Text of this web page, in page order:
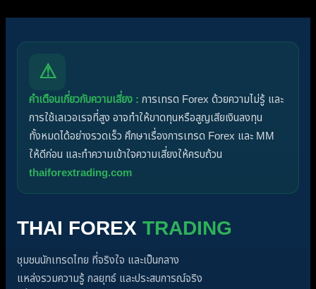
⚠
คำเตือนเกี่ยวกับความเสี่ยง : การเทรด Forex ด้วยความไม่รู้ และ
การใช้เลเวอเรจที่สูง อาจทำให้ขาดทุนหรือสูญเสียเงินลงทุน
ทั้งหมดได้อย่างรวดเร็ว ศึกษาเรื่องการเทรด Forex และ MM
ให้ดีก่อน และทำความเข้าใจความเสี่ยงให้ครบถ้วน
thaiforextrading.com
THAI FOREX TRADING
ชุมชนนักเทรดไทย ที่จริงใจ และเป็นกลาง
แหล่งรวมความรู้ กลยุทธ์ และประสบการณ์จริง